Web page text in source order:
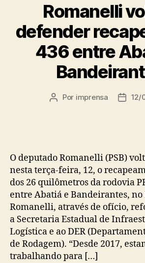
Romanelli
defender
436 entre
Autor
Por imprensa
Data
12/
O deputado Romanelli (PSB)
nesta terça-feira, 12, o
dos 26 quilômetros da rodovia
entre Abatiá e Bandeirantes,
Romanelli, através de ofício,
a Secretaria Estadual de
Logística e ao DER
de Rodagem). “Desde 2017,
trabalhando para […]